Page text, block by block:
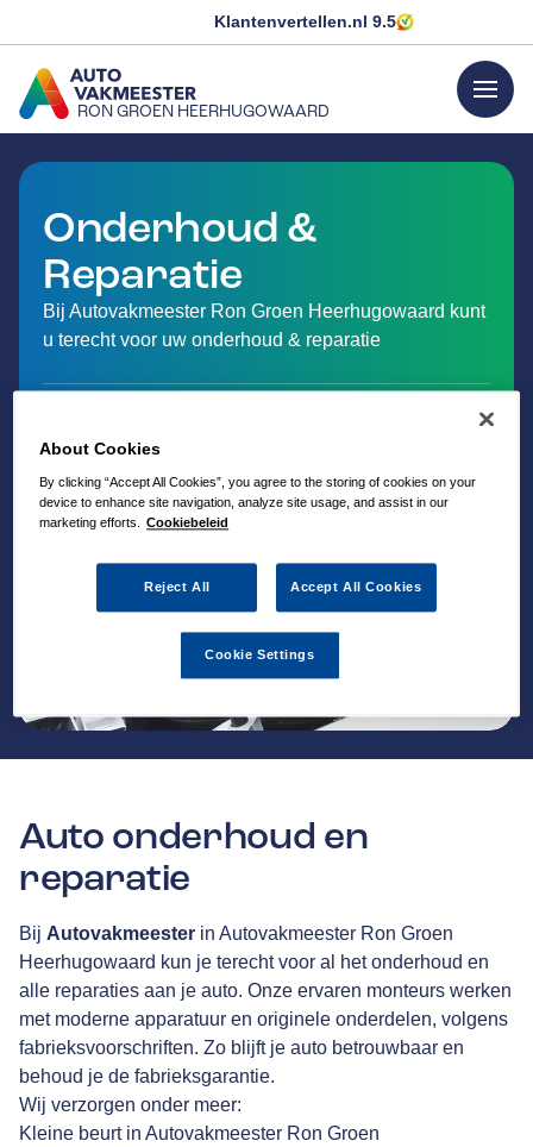
Klantenvertellen.nl 9.5
RON GROEN HEERHUGOWAARD
GA NAAR DE HOMEPAGINA
menu
Onderhoud &
Reparatie
Bij Autovakmeester Ron Groen Heerhugowaard kunt
u terecht voor uw onderhoud & reparatie
Auto onderhoud en
reparatie
Bij Autovakmeester in Autovakmeester Ron Groen
Heerhugowaard kun je terecht voor al het onderhoud en
alle reparaties aan je auto. Onze ervaren monteurs werken
met moderne apparatuur en originele onderdelen, volgens
fabrieksvoorschriften. Zo blijft je auto betrouwbaar en
behoud je de fabrieksgarantie.
Wij verzorgen onder meer:
Kleine beurt in Autovakmeester Ron Groen
About Cookies
By clicking “Accept All Cookies”, you agree to the storing of cookies on your
device to enhance site navigation, analyze site usage, and assist in our
marketing efforts.
Cookiebeleid
Reject All Accept All Cookies
Cookie Settings